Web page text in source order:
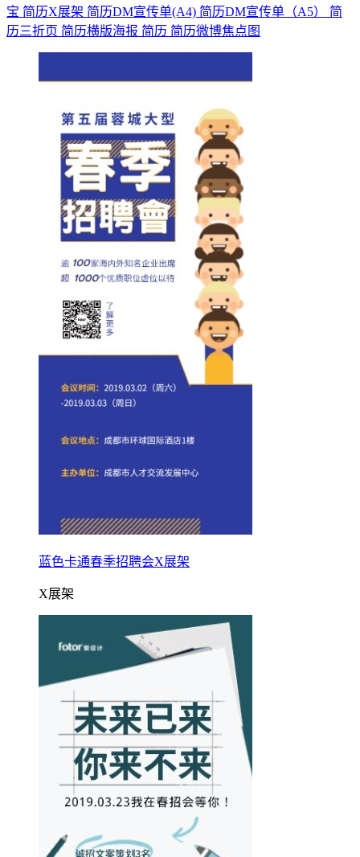
宝 简历X展架 简历DM宣传单(A4) 简历DM宣传单（A5） 简
历三折页 简历横版海报 简历 简历微博焦点图
蓝色卡通春季招聘会X展架
X展架